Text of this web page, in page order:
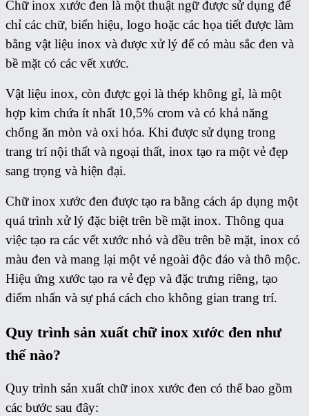
Chữ inox xước đen là một thuật ngữ được sử dụng để
chỉ các chữ, biển hiệu, logo hoặc các họa tiết được làm
bằng vật liệu inox và được xử lý để có màu sắc đen và
bề mặt có các vết xước.
Vật liệu inox, còn được gọi là thép không gỉ, là một
hợp kim chứa ít nhất 10,5% crom và có khả năng
chống ăn mòn và oxi hóa. Khi được sử dụng trong
trang trí nội thất và ngoại thất, inox tạo ra một vẻ đẹp
sang trọng và hiện đại.
Chữ inox xước đen được tạo ra bằng cách áp dụng một
quá trình xử lý đặc biệt trên bề mặt inox. Thông qua
việc tạo ra các vết xước nhỏ và đều trên bề mặt, inox có
màu đen và mang lại một vẻ ngoài độc đáo và thô mộc.
Hiệu ứng xước tạo ra vẻ đẹp và đặc trưng riêng, tạo
điểm nhấn và sự phá cách cho không gian trang trí.
Quy trình sản xuất chữ inox xước đen như
thế nào?
Quy trình sản xuất chữ inox xước đen có thể bao gồm
các bước sau đây: